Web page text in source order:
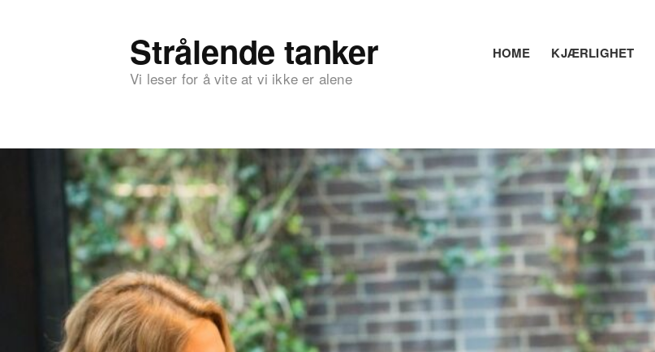
Strålende tanker
Vi leser for å vite at vi ikke er alene
HOME KJÆRLIGHET